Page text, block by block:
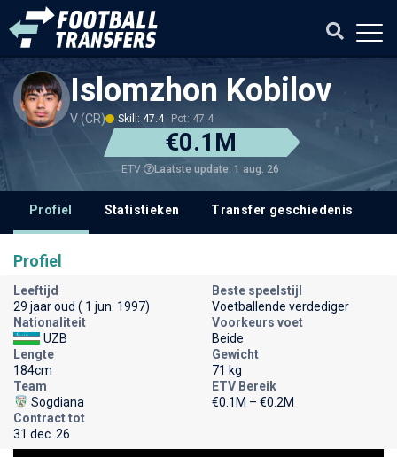
Islomzhon Kobilov
V (CR) Skill: 47.4 Pot: 47.4
€0.1M
ETV Laatste update: 1 aug. 26
Profiel Statistieken Transfer geschiedenis
Profiel
Leeftijd
29 jaar oud ( 1 jun. 1997)
Beste speelstijl
Voetballende verdediger
Nationaliteit
UZB
Voorkeurs voet
Beide
Lengte
184cm
Gewicht
71 kg
Team
Sogdiana
ETV Bereik
€0.1M – €0.2M
Contract tot
31 dec. 26